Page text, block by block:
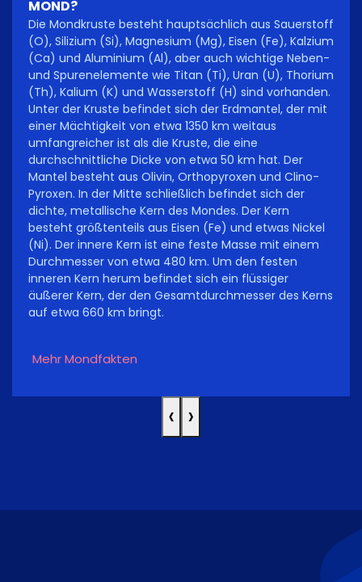
MOND?
Die Mondkruste besteht hauptsächlich aus Sauerstoff
(O), Silizium (Si), Magnesium (Mg), Eisen (Fe), Kalzium
(Ca) und Aluminium (Al), aber auch wichtige Neben-
und Spurenelemente wie Titan (Ti), Uran (U), Thorium
(Th), Kalium (K) und Wasserstoff (H) sind vorhanden.
Unter der Kruste befindet sich der Erdmantel, der mit
einer Mächtigkeit von etwa 1350 km weitaus
umfangreicher ist als die Kruste, die eine
durchschnittliche Dicke von etwa 50 km hat. Der
Mantel besteht aus Olivin, Orthopyroxen und Clino-
Pyroxen. In der Mitte schließlich befindet sich der
dichte, metallische Kern des Mondes. Der Kern
besteht größtenteils aus Eisen (Fe) und etwas Nickel
(Ni). Der innere Kern ist eine feste Masse mit einem
Durchmesser von etwa 480 km. Um den festen
inneren Kern herum befindet sich ein flüssiger
äußerer Kern, der den Gesamtdurchmesser des Kerns
auf etwa 660 km bringt.
Mehr Mondfakten
‹ ›